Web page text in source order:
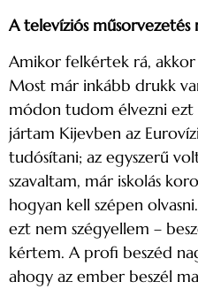
A televíziós
Amikor felkértek rá,
Most már inkább drukk
módon tudom élvezni
jártam Kijevben az
tudósítani; az egyszerű
szavaltam, már iskolás
hogyan kell szépen
ezt nem szégyellem –
kértem. A profi beszéd
ahogy az ember beszél